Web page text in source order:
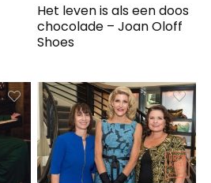
Het leven is als een doos
chocolade – Joan Oloff
Shoes